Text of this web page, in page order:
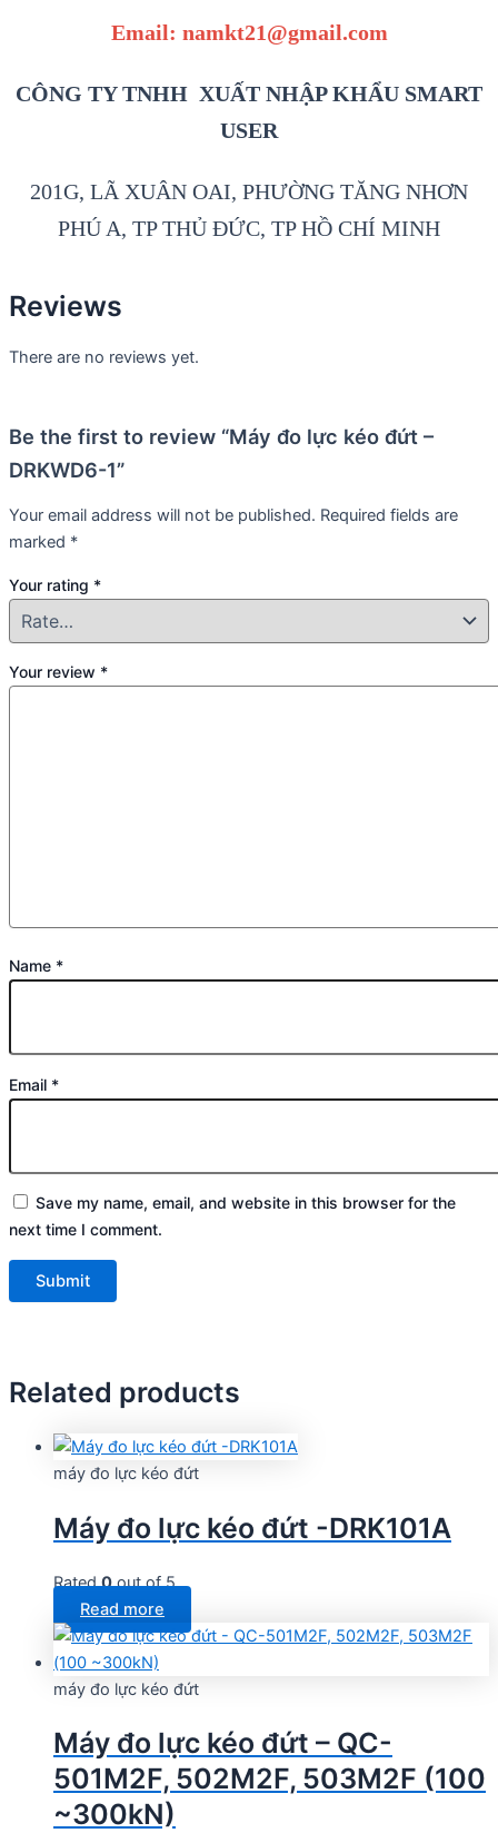
Email: namkt21@gmail.com
CÔNG TY TNHH XUẤT NHẬP KHẨU SMART
USER
201G, LÃ XUÂN OAI, PHƯỜNG TĂNG NHƠN
PHÚ A, TP THỦ ĐỨC, TP HỒ CHÍ MINH
Reviews
There are no reviews yet.
Be the first to review “Máy đo lực kéo đứt –
DRKWD6-1”
Your email address will not be published. Required fields are
marked *
Your rating *
Your review *
Name *
Email *
Save my name, email, and website in this browser for the
next time I comment.
Related products
máy đo lực kéo đứt
Máy đo lực kéo đứt -DRK101A
Rated0out of 5
Read more
máy đo lực kéo đứt
Máy đo lực kéo đứt – QC-
501M2F, 502M2F, 503M2F (100
~300kN)